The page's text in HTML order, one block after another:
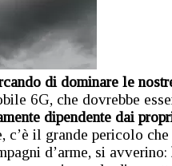
di dominare le
6G, che dovrebbe
dipendente dai
c’è il grande pericolo
d’arme, si avverino: